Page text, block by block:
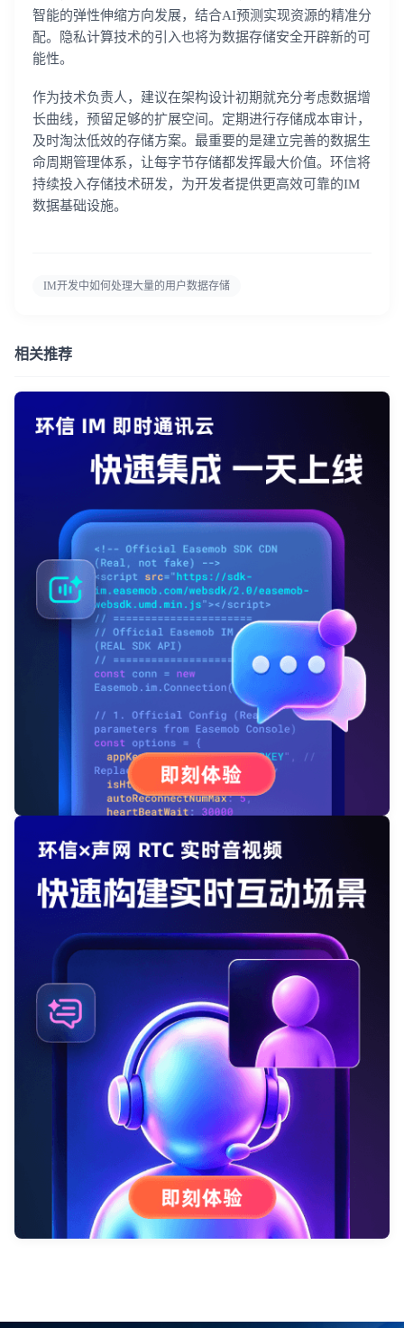
智能的弹性伸缩方向发展，结合AI预测实现资源的精准分
配。隐私计算技术的引入也将为数据存储安全开辟新的可
能性。
作为技术负责人，建议在架构设计初期就充分考虑数据增
长曲线，预留足够的扩展空间。定期进行存储成本审计，
及时淘汰低效的存储方案。最重要的是建立完善的数据生
命周期管理体系，让每字节存储都发挥最大价值。环信将
持续投入存储技术研发，为开发者提供更高效可靠的IM
数据基础设施。
IM开发中如何处理大量的用户数据存储
相关推荐